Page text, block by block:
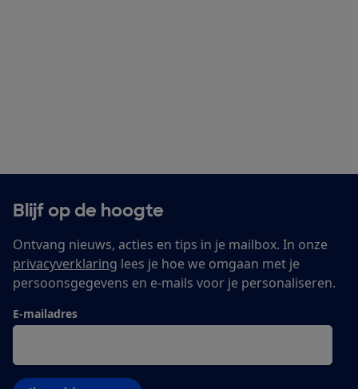
Blijf op de hoogte
Ontvang nieuws, acties en tips in je mailbox. In onze
privacyverklaring lees je hoe we omgaan met je
persoonsgegevens en e-mails voor je personaliseren.
E-mailadres